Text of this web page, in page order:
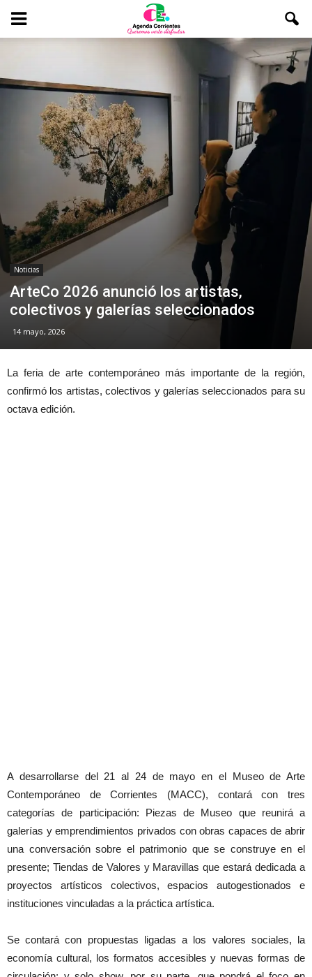
Noticias
ArteCo 2026 anunció los artistas,
colectivos y galerías seleccionados
14 mayo, 2026
La feria de arte contemporáneo más importante de la región,
confirmó los artistas, colectivos y galerías seleccionados para su
octava edición.
A desarrollarse del 21 al 24 de mayo en el Museo de Arte
Contemporáneo de Corrientes (MACC), contará con tres
categorías de participación: Piezas de Museo que reunirá a
galerías y emprendimientos privados con obras capaces de abrir
una conversación sobre el patrimonio que se construye en el
presente; Tiendas de Valores y Maravillas que estará dedicada a
proyectos artísticos colectivos, espacios autogestionados e
instituciones vinculadas a la práctica artística.
Se contará con propuestas ligadas a los valores sociales, la
economía cultural, los formatos accesibles y nuevas formas de